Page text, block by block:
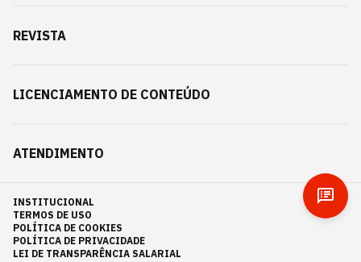
REVISTA
LICENCIAMENTO DE CONTEÚDO
ATENDIMENTO
INSTITUCIONAL
TERMOS DE USO
POLÍTICA DE COOKIES
POLÍTICA DE PRIVACIDADE
LEI DE TRANSPARÊNCIA SALARIAL